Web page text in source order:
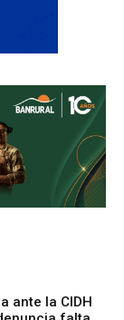
ante la CIDH